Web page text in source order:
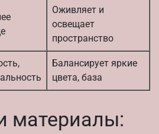
Оживляет и
освещает
пространство
Балансирует яркие
цвета, база
материалы: